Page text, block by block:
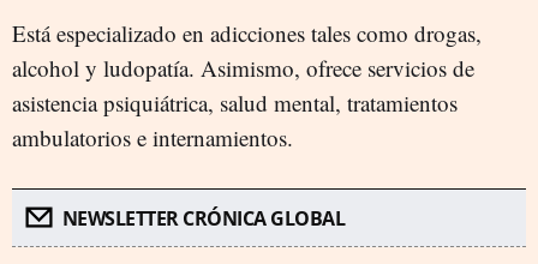
Está especializado en adicciones tales como drogas,
alcohol y ludopatía. Asimismo, ofrece servicios de
asistencia psiquiátrica, salud mental, tratamientos
ambulatorios e internamientos.
NEWSLETTER CRÓNICA GLOBAL